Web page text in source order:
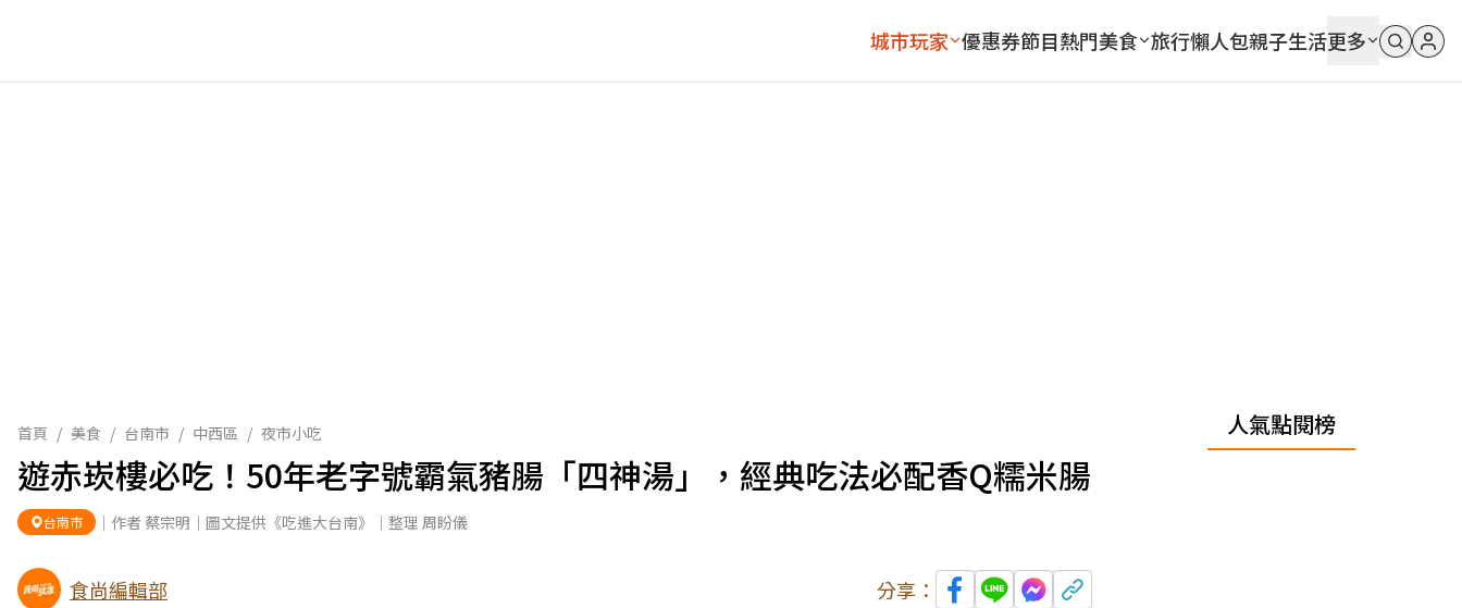
城市玩家 優惠券節目熱門美食 旅行懶人包親子生活更多
首頁 / 美食 / 台南市 / 中西區 / 夜市小吃
遊赤崁樓必吃！50年老字號霸氣豬腸「四神湯」，經典吃法必配香Q糯米腸
台南市 ｜作者 蔡宗明｜圖文提供《吃進大台南》｜整理 周盼儀
食尚編輯部 分享：
人氣點閱榜